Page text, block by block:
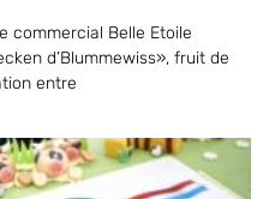
commercial Belle Etoile
d’Blummewiss», fruit de
entre